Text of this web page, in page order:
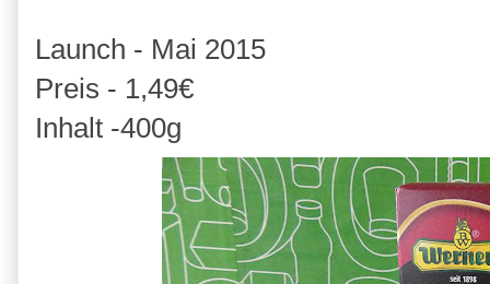
Launch - Mai 2015
Preis - 1,49€
Inhalt -400g